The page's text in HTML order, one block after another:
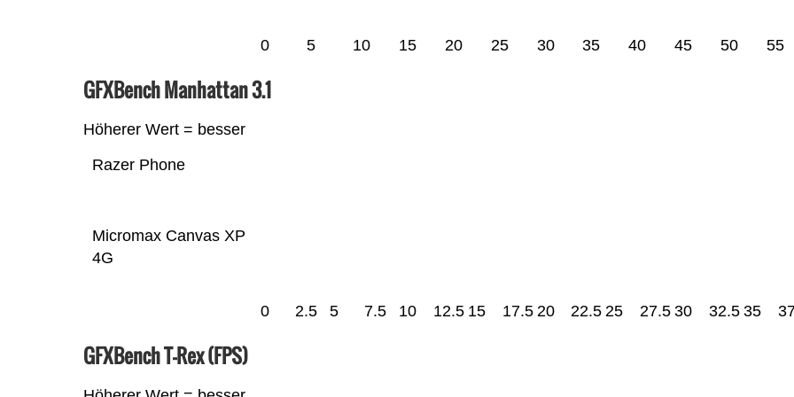
0 5 10 15 20 25 30 35 40 45 50 55
GFXBench Manhattan 3.1
Höherer Wert = besser
Micromax Canvas XP
4G
Razer Phone
0 2.5 5 7.5 10 12.5 15 17.5 20 22.5 25 27.5 30 32.5 35
GFXBench T-Rex (FPS)